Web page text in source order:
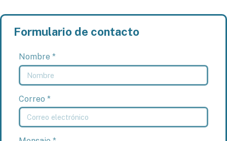
Formulario de contacto
Nombre *
Correo *